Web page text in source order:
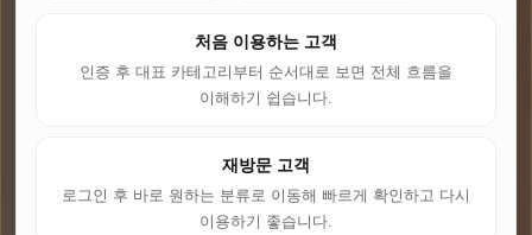
처음 이용하는 고객
인증 후 대표 카테고리부터 순서대로 보면 전체 흐름을
이해하기 쉽습니다.
재방문 고객
로그인 후 바로 원하는 분류로 이동해 빠르게 확인하고 다시
이용하기 좋습니다.